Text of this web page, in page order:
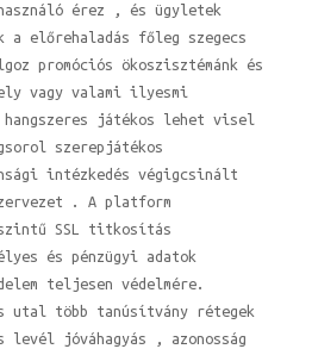
érez , és ügyletek
a előrehaladás főleg szegecs
promóciós ökoszisztémánk és
vagy valami ilyesmi
hangszeres játékos lehet visel
szerepjátékos
intézkedés végigcsinált
. A platform
SSL titkosítás
és pénzügyi adatok
teljesen védelmére.
utal több tanúsítvány rétegek
levél jóváhagyás , azonosság